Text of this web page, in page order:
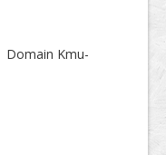
Domain Kmu-